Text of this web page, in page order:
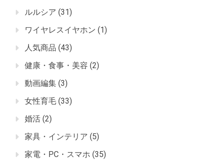
ルルシア (31)
ワイヤレスイヤホン (1)
人気商品 (43)
健康・食事・美容 (2)
動画編集 (3)
女性育毛 (33)
婚活 (2)
家具・インテリア (5)
家電・PC・スマホ (35)